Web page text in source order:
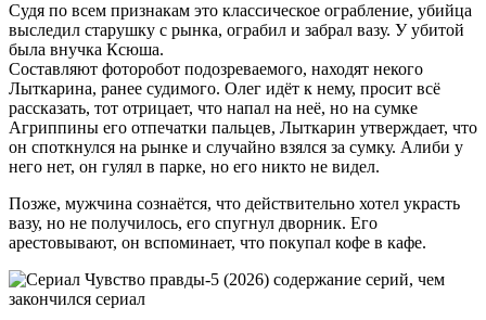
Судя по всем признакам это классическое ограбление, убийца
выследил старушку с рынка, ограбил и забрал вазу. У убитой
была внучка Ксюша.
Составляют фоторобот подозреваемого, находят некого
Лыткарина, ранее судимого. Олег идёт к нему, просит всё
рассказать, тот отрицает, что напал на неё, но на сумке
Агриппины его отпечатки пальцев, Лыткарин утверждает, что
он споткнулся на рынке и случайно взялся за сумку. Алиби у
него нет, он гулял в парке, но его никто не видел.
Позже, мужчина сознаётся, что действительно хотел украсть
вазу, но не получилось, его спугнул дворник. Его
арестовывают, он вспоминает, что покупал кофе в кафе.